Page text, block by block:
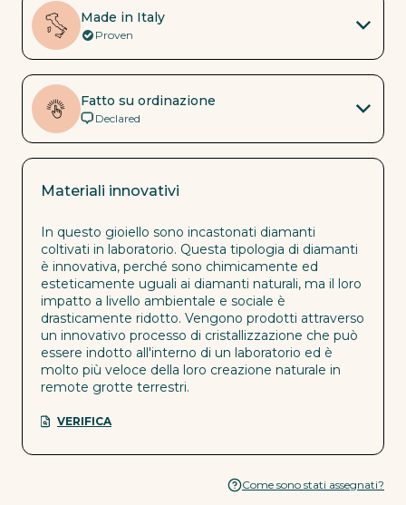
Made in Italy
Proven
Fatto su ordinazione
Declared
Materiali innovativi
In questo gioiello sono incastonati diamanti
coltivati in laboratorio. Questa tipologia di diamanti
è innovativa, perché sono chimicamente ed
esteticamente uguali ai diamanti naturali, ma il loro
impatto a livello ambientale e sociale è
drasticamente ridotto. Vengono prodotti attraverso
un innovativo processo di cristallizzazione che può
essere indotto all'interno di un laboratorio ed è
molto più veloce della loro creazione naturale in
remote grotte terrestri.
VERIFICA
Come sono stati assegnati?